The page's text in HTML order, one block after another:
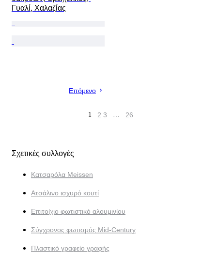
Γυαλί, Χαλαζίας
Επόμενο
1 2 3 … 26
Σχετικές συλλογές
Κατσαρόλα Meissen
Ατσάλινο ισχυρό κουτί
Επιτοίχιο φωτιστικό αλουμινίου
Σύγχρονος φωτισμός Mid-Century
Πλαστικό γραφείο γραφής